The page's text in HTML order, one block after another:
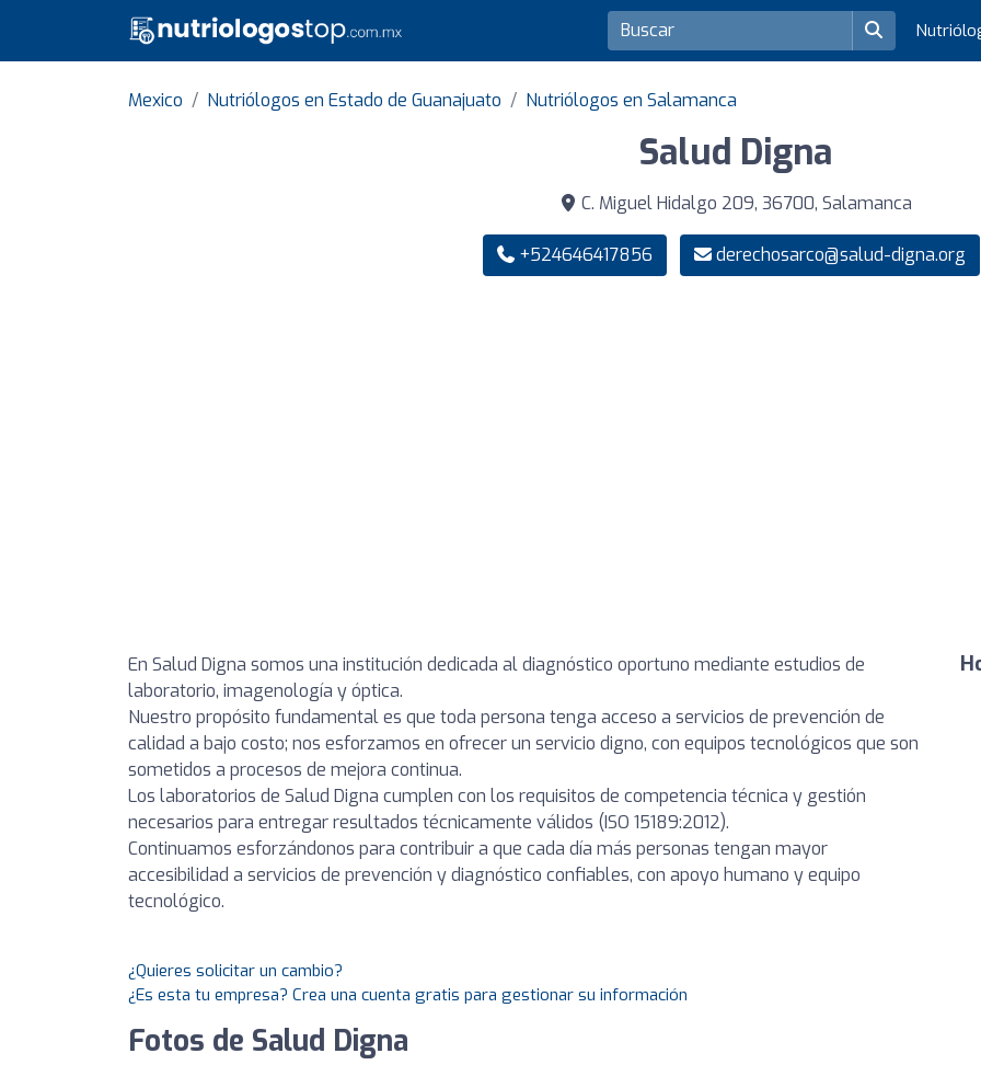
Mexico Nutriólogos en Estado de Guanajuato Nutriólogos en Salamanca
Salud Digna
C. Miguel Hidalgo 209, 36700, Salamanca
+524646417856 derechosarco@salud-digna.org
En Salud Digna somos una institución dedicada al diagnóstico oportuno mediante estudios de
laboratorio, imagenología y óptica.
Nuestro propósito fundamental es que toda persona tenga acceso a servicios de prevención de
calidad a bajo costo; nos esforzamos en ofrecer un servicio digno, con equipos tecnológicos que son
sometidos a procesos de mejora continua.
Los laboratorios de Salud Digna cumplen con los requisitos de competencia técnica y gestión
necesarios para entregar resultados técnicamente válidos (ISO 15189:2012).
Continuamos esforzándonos para contribuir a que cada día más personas tengan mayor
accesibilidad a servicios de prevención y diagnóstico confiables, con apoyo humano y equipo
tecnológico.
¿Quieres solicitar un cambio?
¿Es esta tu empresa? Crea una cuenta gratis para gestionar su información
Fotos de Salud Digna